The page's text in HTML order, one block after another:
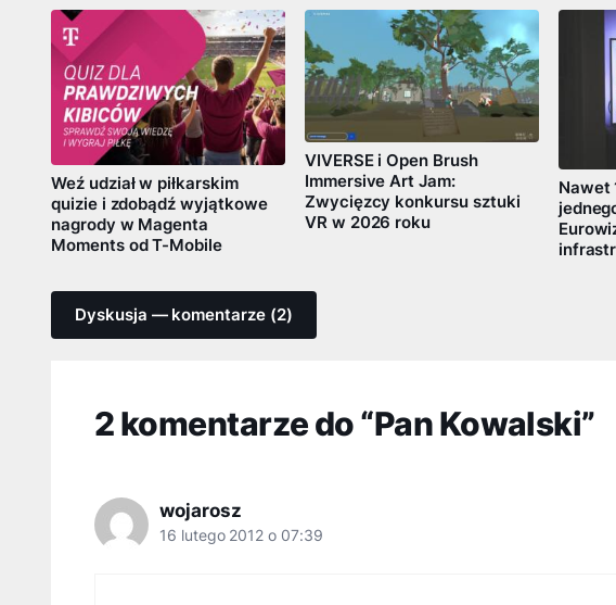
Weź udział w piłkarskim
quizie i zdobądź wyjątkowe
nagrody w Magenta
Moments od T-Mobile
VIVERSE i Open Brush
Immersive Art Jam:
Zwycięzcy konkursu sztuki
VR w 2026 roku
Nawet
Dyskusja — komentarze (2)
2 komentarze do “Pan Kowalski”
wojarosz
16 lutego 2012 o 07:39